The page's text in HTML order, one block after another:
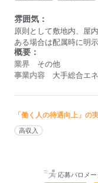
雰囲気：
原則として敷地内、屋
ある場合は配属時に明示
概要：
業界 その他
事業内容 大手総合エ
「働く人の待遇向上」の
高収入
応募バロメー